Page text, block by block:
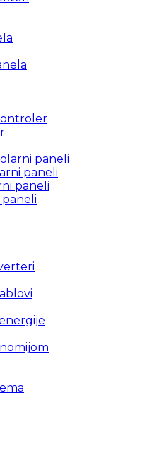
paneli
paneli
paneli
paneli